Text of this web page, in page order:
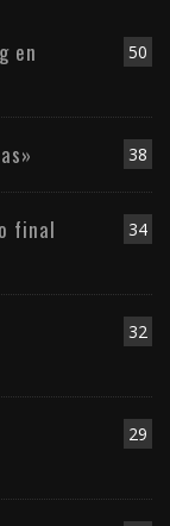
50
en
38
34
final
32
29